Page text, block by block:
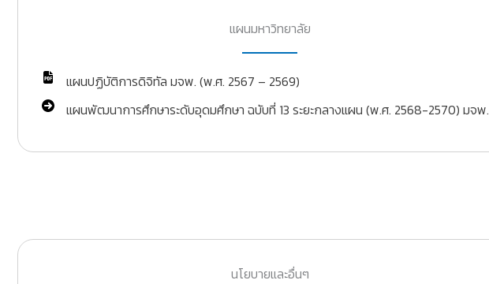
แผนมหาวิทยาลัย
แผนปฏิบัติการดิจิทัล มจพ. (พ.ศ. 2567 – 2569)
แผนพัฒนาการศึกษาระดับอุดมศึกษา ฉบับที่ 13 ระยะกลางแผน (พ.ศ. 2568-2570) มจพ.
นโยบายและอื่นๆ